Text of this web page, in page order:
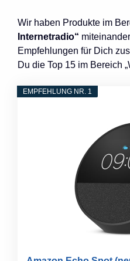
Wir haben Produkte im
Internetradio“
Empfehlungen für Dich
Du die Top 15 im Bereich
EMPFEHLUNG NR. 1